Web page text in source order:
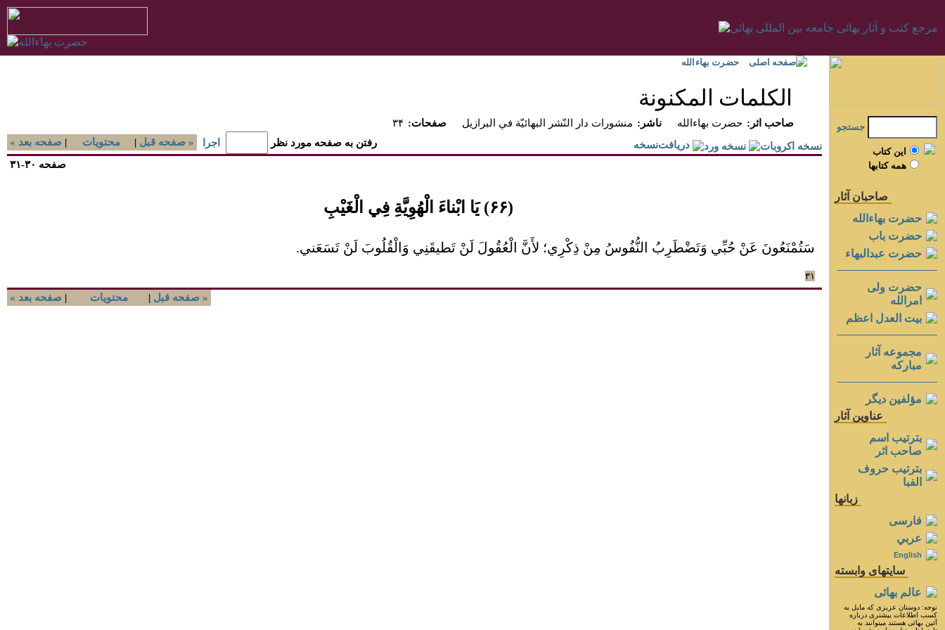
صفحه اصلی حضرت بهاءالله
الكلمات المكنونة
۳۴ :صفحات منشورات دار النّشر البهائيّة في البرازيل :ناشر حضرت بهاءالله
:صاحب اثر
« صفحه بعد | محتويات | صفحه قبل » رفتن به صفحه مورد نظر اجرا
(۶۶) يَا ابْناءَ الْهُوِيَّةِ فِي الْغَيْبِ
سَتُمْنَعُونَ عَنْ حُبِّي وَتَضْطَرِبُ النُّفُوسُ مِنْ ذِكْرِي؛ لأَنَّ الْعُقُولَ لَنْ تَطيقَنِي وَالْقُلُوبَ لَنْ تَسَعَني.
۳۱
« صفحه بعد | محتويات | صفحه قبل »
جستجو
اين کتاب
همه کتابها
صاحبان آثار
حضرت بهاءالله
حضرت باب
حضرت عبدالبهاء
حضرت ولی
امرالله
بيت العدل اعظم
مجموعه آثار
مباركه
مؤلفين ديگر
عناوين آثار
بترتيب اسم
صاحب اثر
بترتيب حروف
الفبا
زبانها
فارسی
عربي
English
سايتهای وابسته
عالم بهائی
توجه: دوستان عزيزى كه مايل به
كسب اطلاعات بيشترى درباره
آئين بهائى هستند ميتوانند به